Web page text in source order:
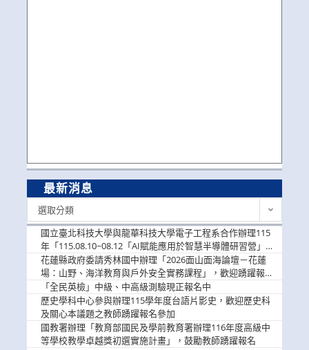
最新消息
選取分類
國立臺北科技大學與龍華科技大學電子工程系合作辦理115
年「115.08.10~08.12「AI賦能應用於智慧半導體研習營」，
歡迎學生踴躍報名參加
花蓮縣政府委請秀林國中辦理「2026面山面海論壇－花蓮
場：山野、海洋教育與戶外安全實務課程」，歡迎踴躍報名
參加
「全民英檢」中級、中高級測驗現正報名中
歷史學科中心參與辦理115學年度台語片影史，歡迎歷史科
及關心本議題之教師踴躍報名參加
國教署辦理「教育部國民及學前教育署辦理116年度高級中
等學校教學卓越獎初選實施計畫」，鼓勵教師踴躍報名